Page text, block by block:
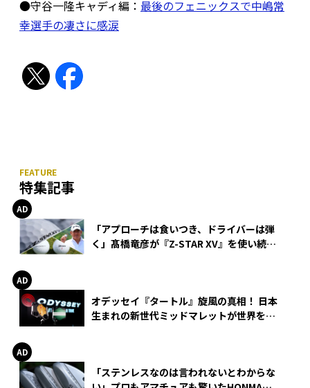
●守谷一隆キャディ編： 最後のフェニックスで中嶋常
幸選手の凄さに感涙
特集記事
「アプローチは食いつき、ドライバーは弾
く」髙橋竜彦が『Z-STAR XV』を使い続け
オデッセイ『タートル』旋風の真相！ 日本
生まれの新世代ミッドマレットが世界を席
「ステンレスなのは言われないとわからな